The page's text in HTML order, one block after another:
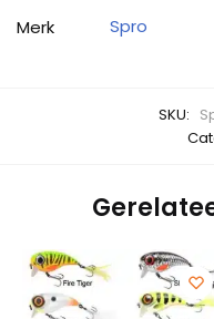
Merk
Spro
SKU: